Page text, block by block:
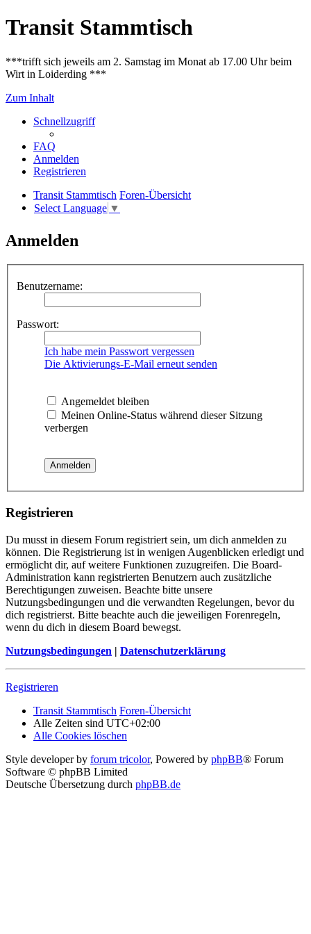
Transit Stammtisch
***trifft sich jeweils am 2. Samstag im Monat ab 17.00 Uhr beim
Wirt in Loiderding ***
Zum Inhalt
Schnellzugriff
FAQ
Anmelden
Registrieren
Transit Stammtisch Foren-Übersicht
Select Language ▼
Anmelden
Benutzername:
Passwort:
Ich habe mein Passwort vergessen
Die Aktivierungs-E-Mail erneut senden
Angemeldet bleiben
Meinen Online-Status während dieser Sitzung
verbergen
Registrieren
Du musst in diesem Forum registriert sein, um dich anmelden zu
können. Die Registrierung ist in wenigen Augenblicken erledigt und
ermöglicht dir, auf weitere Funktionen zuzugreifen. Die Board-
Administration kann registrierten Benutzern auch zusätzliche
Berechtigungen zuweisen. Beachte bitte unsere
Nutzungsbedingungen und die verwandten Regelungen, bevor du
dich registrierst. Bitte beachte auch die jeweiligen Forenregeln,
wenn du dich in diesem Board bewegst.
Nutzungsbedingungen | Datenschutzerklärung
Registrieren
Transit Stammtisch Foren-Übersicht
Alle Zeiten sind UTC+02:00
Alle Cookies löschen
Style developer by forum tricolor, Powered by phpBB® Forum
Software © phpBB Limited
Deutsche Übersetzung durch phpBB.de